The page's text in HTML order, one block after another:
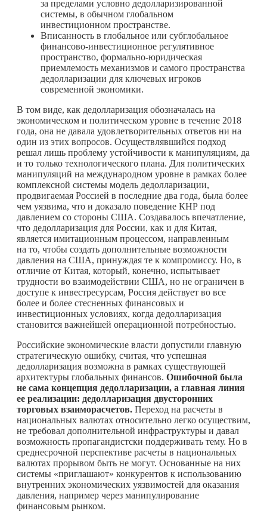
за пределами условно дедолларизированной
системы, в обычном глобальном
инвестиционном пространстве.
Вписанность в глобальное или субглобальное
финансово-инвестиционное регулятивное
пространство, формально-юридическая
приемлемость механизмов и самого пространства
дедолларизации для ключевых игроков
современной экономики.
В том виде, как дедолларизация обозначалась на
экономическом и политическом уровне в течение 2018
года, она не давала удовлетворительных ответов ни на
один из этих вопросов. Осуществлявшийся подход
решал лишь проблему устойчивости к манипуляциям, да
и то только технологического плана. Для политических
манипуляций на международном уровне в рамках более
комплексной системы модель дедолларизации,
продвигаемая Россией в последние два года, была более
чем уязвима, что и доказало поведение КНР под
давлением со стороны США. Создавалось впечатление,
что дедолларизация для России, как и для Китая,
является имитационным процессом, направленным
на то, чтобы создать дополнительные возможности
давления на США, принуждая те к компромиссу. Но, в
отличие от Китая, который, конечно, испытывает
трудности во взаимодействии США, но не ограничен в
доступе к инвестресурсам, Россия действует во все
более и более стесненных финансовых и
инвестиционных условиях, когда дедолларизация
становится важнейшей операционной потребностью.
Российские экономические власти допустили главную
стратегическую ошибку, считая, что успешная
дедолларизация возможна в рамках существующей
архитектуры глобальных финансов. Ошибочной была
не сама концепция дедолларизации, а главная линия
ее реализации: дедолларизация двусторонних
торговых взаиморасчетов. Переход на расчеты в
национальных валютах относительно легко осуществим,
не требовал дополнительной инфраструктуры и давал
возможность пропагандистски поддерживать тему. Но в
среднесрочной перспективе расчеты в национальных
валютах прорывом быть не могут. Основанные на них
системы «приглашают» конкурентов к использованию
внутренних экономических уязвимостей для оказания
давления, например через манипулирование
финансовым рынком.